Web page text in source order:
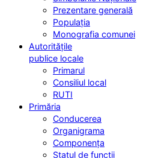
Prezentare generală
Populația
Monografia comunei
Autoritățile
publice locale
Primarul
Consiliul local
RUTI
Primăria
Conducerea
Organigrama
Componența
Statul de funcții